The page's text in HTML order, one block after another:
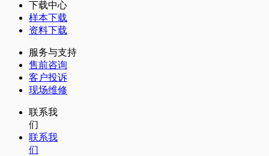
下载中心
样本下载
资料下载
服务与支持
售前咨询
客户投诉
现场维修
联系我
们
联系我
们